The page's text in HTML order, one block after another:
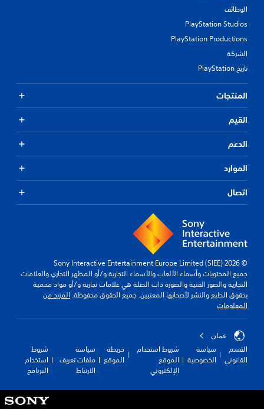
الوظائف
PlayStation Studios
PlayStation Productions
الشركة
تاريخ PlayStation
المنتجات
القيم
الدعم
الموارد
اتصال
© 2026 Sony Interactive Entertainment Europe Limited (SIEE)
جميع المحتويات وأسماء الألعاب والأسماء التجارية و/أو المظهر التجاري والعلامات
التجارية والصور الفنية والصورة ذات الصلة هي علامات تجارية و/أو مواد محمية
بحقوق الطبع والنشر لأصحابها المعنيين. جميع الحقوق محفوظة.المزيد من
المعلومات
عمان
القسم
القانوني
سياسة
الخصوصية
شروط استخدام
الموقع
الإلكتروني
خريطة
الموقع
سياسة
ملفات تعريف
الارتباط
شروط
استخدام
البرنامج